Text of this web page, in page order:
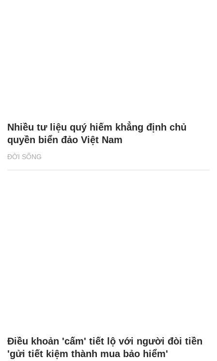
ĐỜI SỐNG
Nhiều tư liệu quý hiếm khẳng định chủ
quyền biển đảo Việt Nam
Điều khoản 'cấm' tiết lộ với người đòi tiền
'gửi tiết kiệm thành mua bảo hiểm'